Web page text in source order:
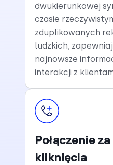
dwukierunkowej
czasie
zduplikowanych
ludzkich,
najnowsze
interakcji z
Połączenie
kliknięcia